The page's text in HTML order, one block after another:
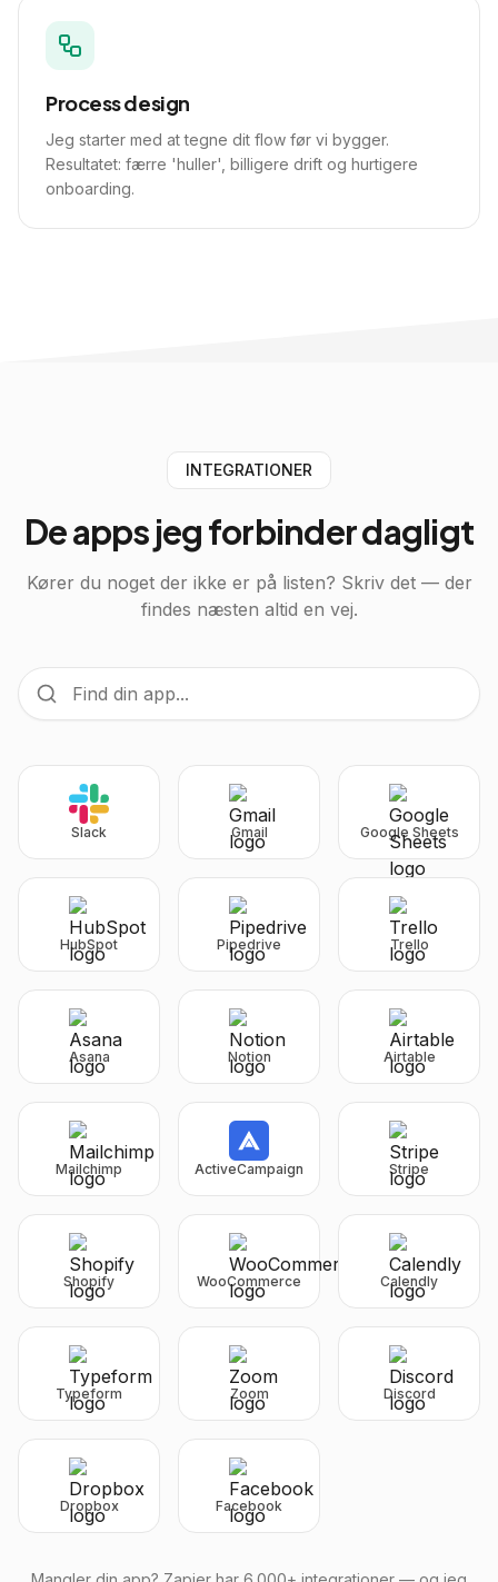
Process design
Jeg starter med at tegne dit flow før vi bygger.
Resultatet: færre 'huller', billigere drift og hurtigere
onboarding.
INTEGRATIONER
De apps jegforbinder dagligt
Kører du noget der ikke er på listen? Skriv det — der
findes næsten altid en vej.
Find din app
Slack Gmail Google Sheets
HubSpot Pipedrive Trello
Asana Notion Airtable
Mailchimp ActiveCampaign Stripe
Shopify WooCommerce Calendly
Typeform Zoom Discord
Dropbox Facebook